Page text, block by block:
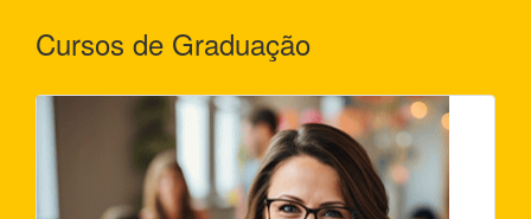
Cursos de Graduação